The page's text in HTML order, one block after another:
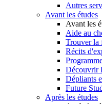
Autres
Avant les études
Avant les
Aide au
Trouver la
Récits
Découvrir
Dépliants
Future
Après les études